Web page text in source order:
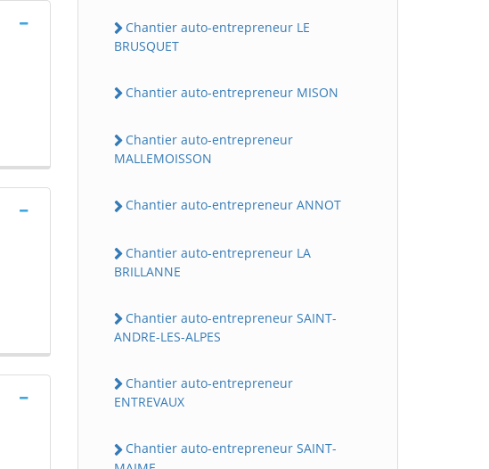
Chantier auto-entrepreneur LE
BRUSQUET
Chantier auto-entrepreneur MISON
Chantier auto-entrepreneur
MALLEMOISSON
Chantier auto-entrepreneur ANNOT
Chantier auto-entrepreneur LA
BRILLANNE
Chantier auto-entrepreneur SAINT-
ANDRE-LES-ALPES
Chantier auto-entrepreneur
ENTREVAUX
Chantier auto-entrepreneur SAINT-